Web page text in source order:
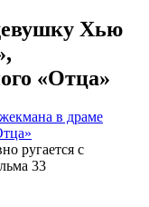
Хью
«Отца»
в драме